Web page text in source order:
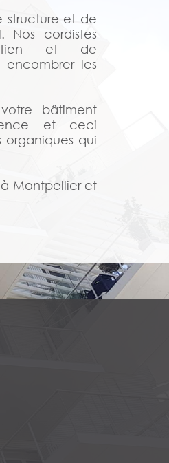
structure et de
cordistes
et de
les
bâtiment
et ceci
qui
Montpellier et